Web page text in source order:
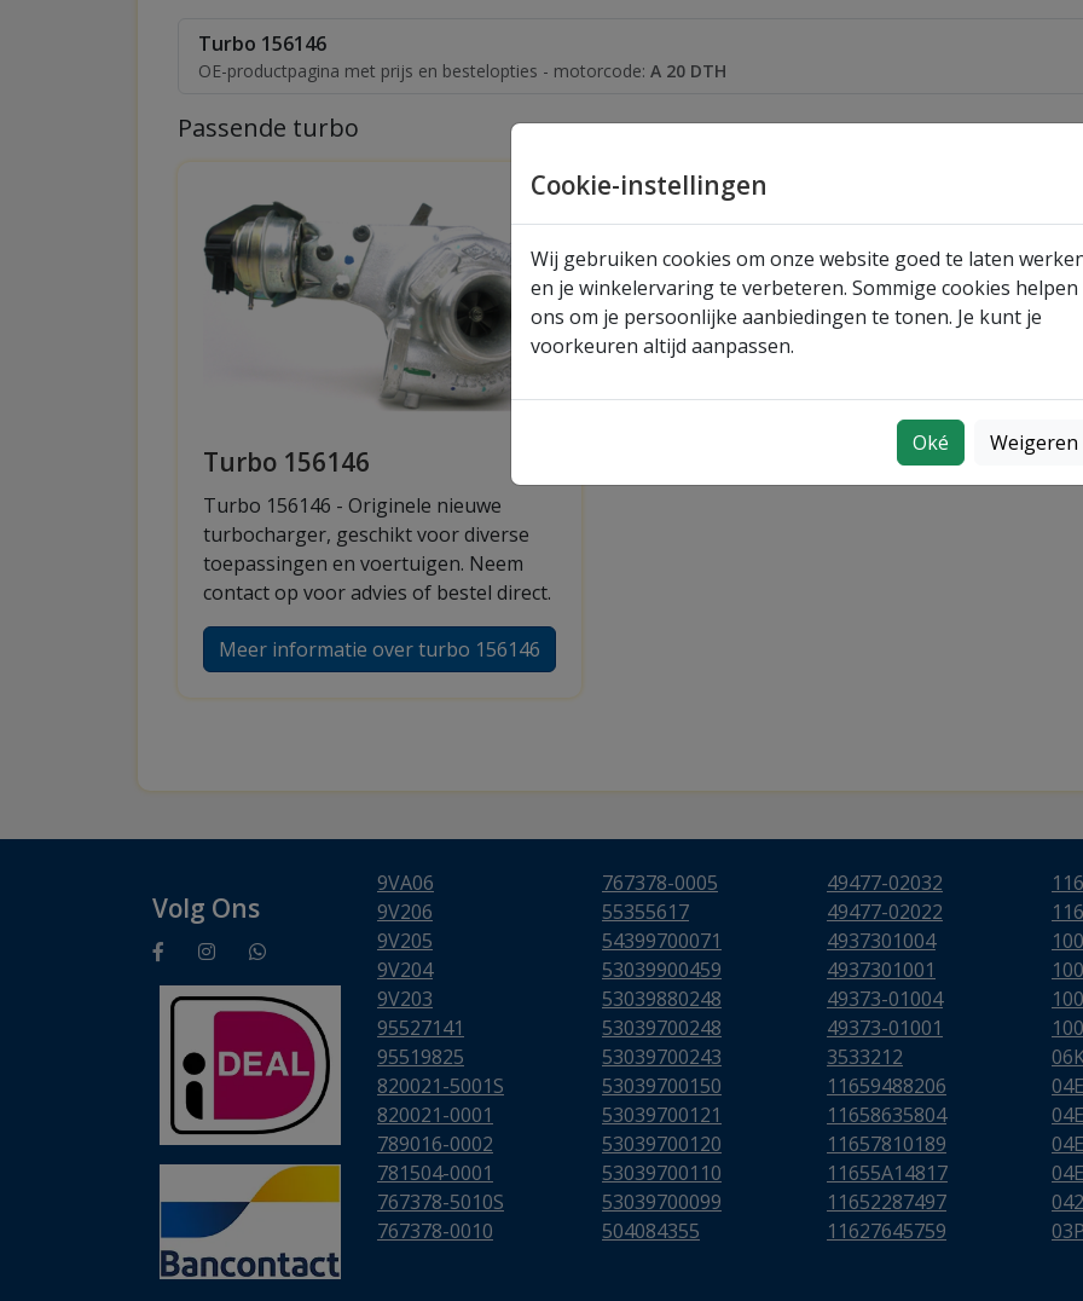
Cookie-instellingen
Wij gebruiken cookies om onze website goed te laten
en je winkelervaring te verbeteren. Sommige cookies helpen
ons om je persoonlijke aanbiedingen te tonen. Je kunt je
voorkeuren altijd aanpassen.
Oké Weigeren
Turbo 156146
OE-productpagina met prijs en bestelopties - motorcode: A 20 DTH
Passende turbo
Turbo 156146
Turbo 156146 - Originele nieuwe
turbocharger, geschikt voor diverse
toepassingen en voertuigen. Neem
contact op voor advies of bestel direct.
Meer informatie over turbo 156146
Volg Ons
9VA06
9V206
9V205
9V204
9V203
95527141
95519825
820021-5001S
820021-0001
789016-0002
781504-0001
767378-5010S
767378-0010
767378-0005
55355617
54399700071
53039900459
53039880248
53039700248
53039700243
53039700150
53039700121
53039700120
53039700110
53039700099
504084355
49477-02032
49477-02022
4937301004
4937301001
49373-01004
49373-01001
3533212
11659488206
11658635804
11657810189
11655A14817
11652287497
11627645759